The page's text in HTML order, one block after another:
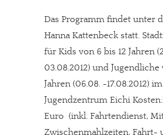
Das Programm findet unter
Hanna Kattenbeck statt.
für Kids von 6 bis 12 Jahren
03.08.2012) und Jugendliche
Jahren (06.08. -17.08.2012) im
Jugendzentrum Eichi
Euro (inkl. Fahrtendienst,
Zwischenmahlzeiten, Fahrt-